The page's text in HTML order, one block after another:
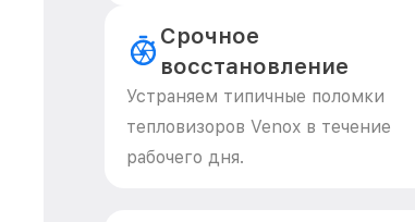
Срочное
восстановление
Устраняем типичные поломки
тепловизоров Venox в течение
рабочего дня.